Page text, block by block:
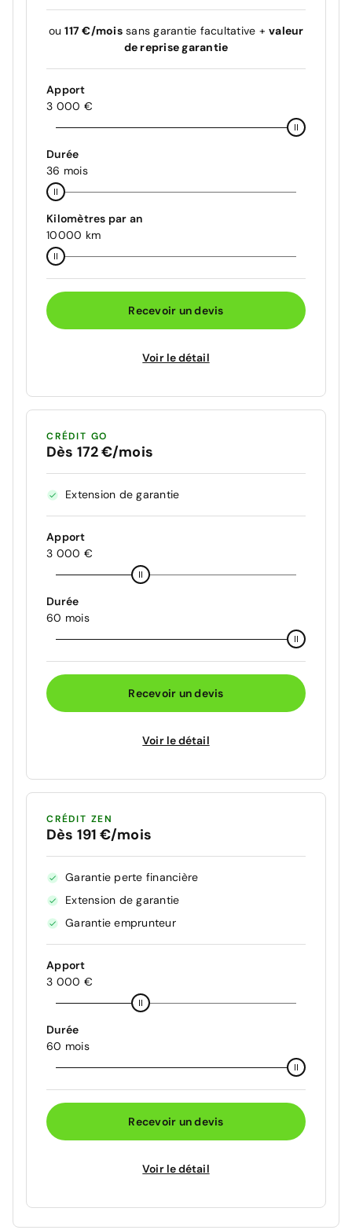
ou117 €/moissans garantie facultative + valeur
de reprise garantie
Apport
3 000 €
Durée
36 mois
Kilomètres par an
10000 km
Recevoir un devis
Voir le détail
CRÉDIT GO
Dès 172 €/mois
Extension de garantie
Apport
3 000 €
Durée
60 mois
Recevoir un devis
Voir le détail
CRÉDIT ZEN
Dès 191 €/mois
Garantie perte financière
Extension de garantie
Garantie emprunteur
Apport
3 000 €
Durée
60 mois
Recevoir un devis
Voir le détail